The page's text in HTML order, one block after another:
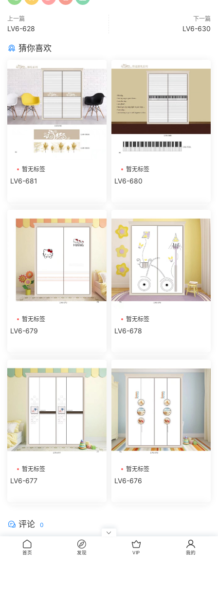
上一篇
LV6-628
下一篇
LV6-630
猜你喜欢
暂无标签
LV6-681
暂无标签
LV6-680
暂无标签
LV6-679
暂无标签
LV6-678
暂无标签
LV6-677
暂无标签
LV6-676
评论 0
首页 发现 VIP 我的